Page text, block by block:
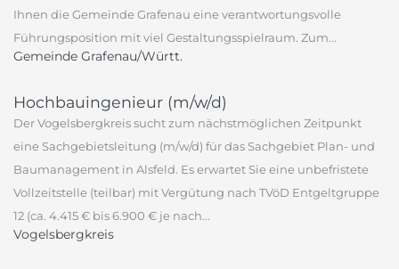
Ihnen die Gemeinde Grafenau eine verantwortungsvolle
Führungsposition mit viel Gestaltungsspielraum. Zum...
Gemeinde Grafenau/Württ.
Hochbauingenieur (m/w/d)
Der Vogelsbergkreis sucht zum nächstmöglichen Zeitpunkt
eine Sachgebietsleitung (m/w/d) für das Sachgebiet Plan- und
Baumanagement in Alsfeld. Es erwartet Sie eine unbefristete
Vollzeitstelle (teilbar) mit Vergütung nach TVöD Entgeltgruppe
12 (ca. 4.415 € bis 6.900 € je nach...
Vogelsbergkreis